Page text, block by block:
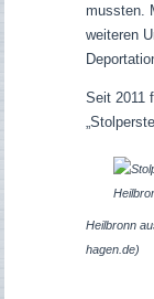
mussten.
weiteren
Seit 2011
Heilbronn
hagen.de)